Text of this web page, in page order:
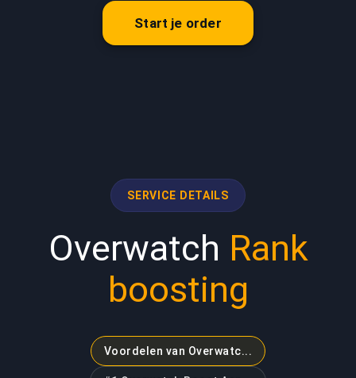
Start je order
SERVICE DETAILS
Overwatch Rank
boosting
Voordelen van Overwatc...